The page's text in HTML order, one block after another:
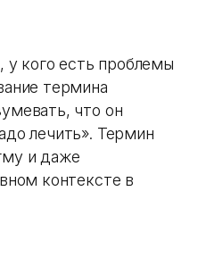
у кого есть проблемы
термина
что он
лечить». Термин
и даже
контексте в